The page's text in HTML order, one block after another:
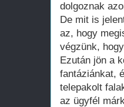
dolgoznak
De mit is
az, hogy
végzünk,
Ezután jön a
fantáziánkat,
telepakolt
az ügyfél